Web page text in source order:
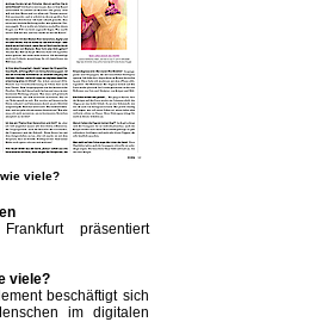
viele?
präsentiert
viele?
beschäftigt sich
im digitalen